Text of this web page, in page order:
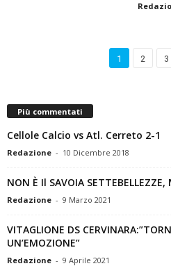
1 2 3
Più commentati
Cellole Calcio vs Atl. Cerreto 2-1
Redazione - 10 Dicembre 2018
NON È Il SAVOIA SETTEBELLEZZE,
Redazione - 9 Marzo 2021
VITAGLIONE DS
UN’EMOZIONE”
Redazione - 9 Aprile 2021